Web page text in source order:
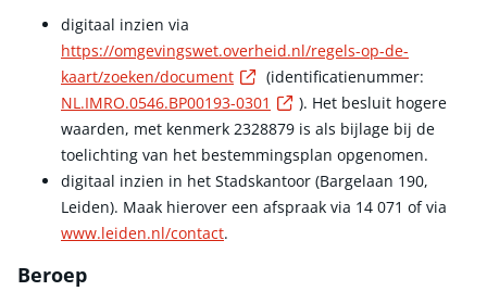
digitaal inzien via
https://omgevingswet.overheid.nl/regels-op-de-
kaart/zoeken/document
Externe link
(identificatienummer:
NL.IMRO.0546.BP00193-0301
Externe link
). Het besluit hogere
waarden, met kenmerk 2328879 is als bijlage bij de
toelichting van het bestemmingsplan opgenomen.
digitaal inzien in het Stadskantoor (Bargelaan 190,
Leiden). Maak hierover een afspraak via 14 071 of via
www.leiden.nl/contact.
Beroep